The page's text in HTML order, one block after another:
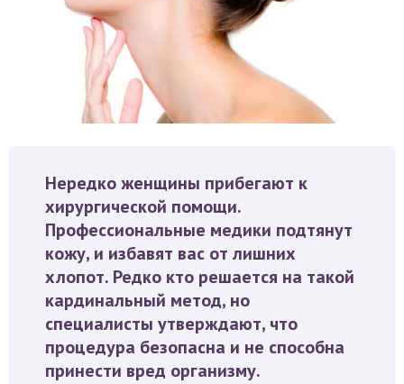
Нередко женщины прибегают к
хирургической помощи.
Профессиональные медики подтянут
кожу, и избавят вас от лишних
хлопот. Редко кто решается на такой
кардинальный метод, но
специалисты утверждают, что
процедура безопасна и не способна
принести вред организму.